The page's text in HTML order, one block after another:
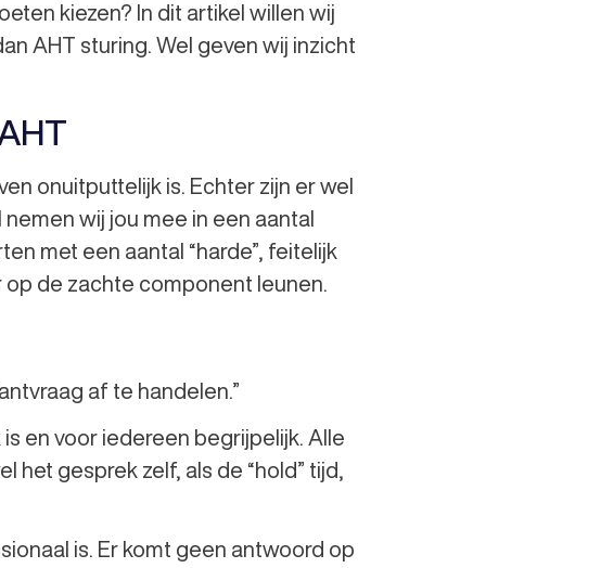
kiezen? In dit artikel willen wij
AHT sturing. Wel geven wij inzicht
onuitputtelijk is. Echter zijn er wel
wij jou mee in een aantal
met een aantal “harde”, feitelijk
de zachte component leunen.
af te handelen.”
en voor iedereen begrijpelijk. Alle
het gesprek zelf, als de “hold” tijd,
is. Er komt geen antwoord op